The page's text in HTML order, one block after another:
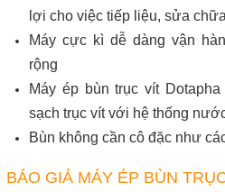
lợi cho việc tiếp liệu, sửa
Máy cực kì dễ dàng vận
rộng
Máy ép bùn trục vít
sạch trục vít với hệ thống
Bùn không cần cô đặc như
BÁO GIÁ MÁY ÉP BÙN